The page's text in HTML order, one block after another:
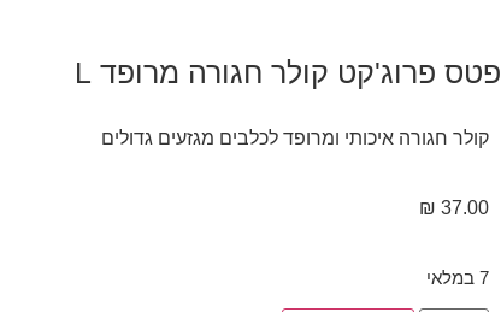
פטס פרוג'קט קולר חגורה מרופד L
קולר חגורה איכותי ומרופד לכלבים מגזעים גדולים
₪ 37.00
7 במלאי